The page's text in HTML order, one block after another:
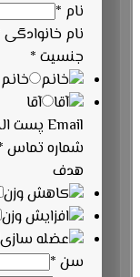
نام*
نام خانوادگی*
جنسیت*
خانم
آقا
Email پست الکترونیک
شماره تماس*
هدف
سن*